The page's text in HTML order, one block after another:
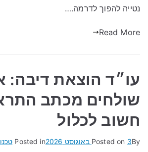
נטייה להפוך לדרמה.…
Read More
עו״ד הוצאת דיבה:
שולחים מכתב
חשוב לכלול
By
Posted on 3 באוגוסט 2026 Posted in